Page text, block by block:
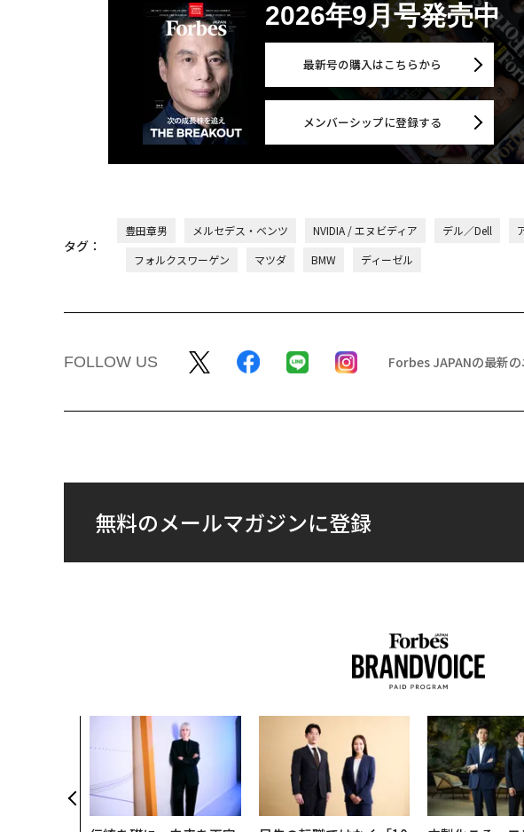
2026年9月号発売中
最新号の購入はこちらから
メンバーシップに登録する
タグ：
豊田章男 メルセデス・ベンツ NVIDIA / エヌビディア デル／Dell
フォルクスワーゲン
マツダ BMW ディーゼル
FOLLOW US Forbes JAPANの最新
無料のメールマガジンに登録